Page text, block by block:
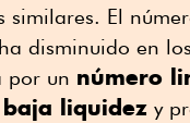
similares. El
disminuido en
por un número
liquidez y